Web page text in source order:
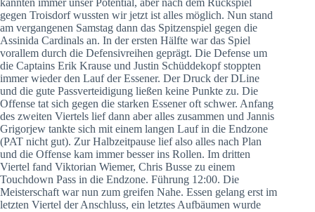
gegen Troisdorf wussten wir jetzt ist alles möglich. Nun stand
am vergangenen Samstag dann das Spitzenspiel gegen die
Assinida Cardinals an. In der ersten Hälfte war das Spiel
vorallem durch die Defensivreihen geprägt. Die Defense um
die Captains Erik Krause und Justin Schüddekopf stoppten
immer wieder den Lauf der Essener. Der Druck der DLine
und die gute Passverteidigung ließen keine Punkte zu. Die
Offense tat sich gegen die starken Essener oft schwer. Anfang
des zweiten Viertels lief dann aber alles zusammen und Jannis
Grigorjew tankte sich mit einem langen Lauf in die Endzone
(PAT nicht gut). Zur Halbzeitpause lief also alles nach Plan
und die Offense kam immer besser ins Rollen. Im dritten
Viertel fand Viktorian Wiemer, Chris Busse zu einem
Touchdown Pass in die Endzone. Führung 12:00. Die
Meisterschaft war nun zum greifen Nahe. Essen gelang erst im
letzten Viertel der Anschluss, ein letztes Aufbäumen wurde